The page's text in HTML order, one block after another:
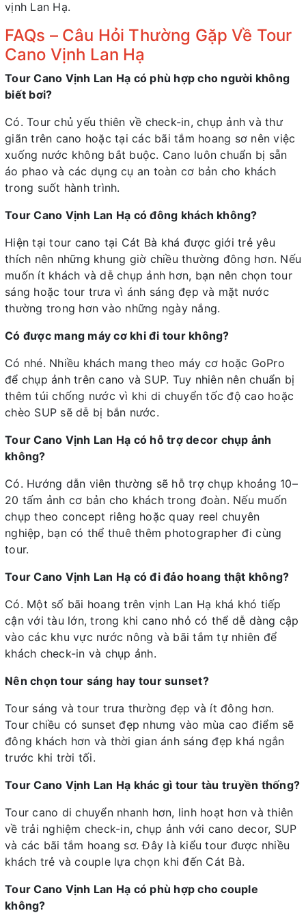
vịnh Lan Hạ.
FAQs – Câu Hỏi Thường Gặp Về Tour
Cano Vịnh Lan Hạ
Tour Cano Vịnh Lan Hạ có phù hợp cho người không
biết bơi?
Có. Tour chủ yếu thiên về check-in, chụp ảnh và thư
giãn trên cano hoặc tại các bãi tắm hoang sơ nên việc
xuống nước không bắt buộc. Cano luôn chuẩn bị sẵn
áo phao và các dụng cụ an toàn cơ bản cho khách
trong suốt hành trình.
Tour Cano Vịnh Lan Hạ có đông khách không?
Hiện tại tour cano tại Cát Bà khá được giới trẻ yêu
thích nên những khung giờ chiều thường đông hơn. Nếu
muốn ít khách và dễ chụp ảnh hơn, bạn nên chọn tour
sáng hoặc tour trưa vì ánh sáng đẹp và mặt nước
thường trong hơn vào những ngày nắng.
Có được mang máy cơ khi đi tour không?
Có nhé. Nhiều khách mang theo máy cơ hoặc GoPro
để chụp ảnh trên cano và SUP. Tuy nhiên nên chuẩn bị
thêm túi chống nước vì khi di chuyển tốc độ cao hoặc
chèo SUP sẽ dễ bị bắn nước.
Tour Cano Vịnh Lan Hạ có hỗ trợ decor chụp ảnh
không?
Có. Hướng dẫn viên thường sẽ hỗ trợ chụp khoảng 10–
20 tấm ảnh cơ bản cho khách trong đoàn. Nếu muốn
chụp theo concept riêng hoặc quay reel chuyên
nghiệp, bạn có thể thuê thêm photographer đi cùng
tour.
Tour Cano Vịnh Lan Hạ có đi đảo hoang thật không?
Có. Một số bãi hoang trên vịnh Lan Hạ khá khó tiếp
cận với tàu lớn, trong khi cano nhỏ có thể dễ dàng cập
vào các khu vực nước nông và bãi tắm tự nhiên để
khách check-in và chụp ảnh.
Nên chọn tour sáng hay tour sunset?
Tour sáng và tour trưa thường đẹp và ít đông hơn.
Tour chiều có sunset đẹp nhưng vào mùa cao điểm sẽ
đông khách hơn và thời gian ánh sáng đẹp khá ngắn
trước khi trời tối.
Tour Cano Vịnh Lan Hạ khác gì tour tàu truyền thống?
Tour cano di chuyển nhanh hơn, linh hoạt hơn và thiên
về trải nghiệm check-in, chụp ảnh với cano decor, SUP
và các bãi tắm hoang sơ. Đây là kiểu tour được nhiều
khách trẻ và couple lựa chọn khi đến Cát Bà.
Tour Cano Vịnh Lan Hạ có phù hợp cho couple
không?